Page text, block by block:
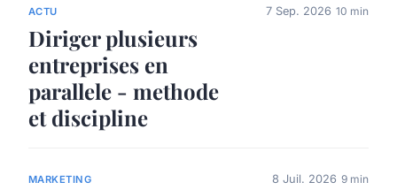
ACTU
Diriger plusieurs
entreprises en
parallele - methode
et discipline
7 Sep. 2026 10 min
MARKETING 8 Juil. 2026 9 min